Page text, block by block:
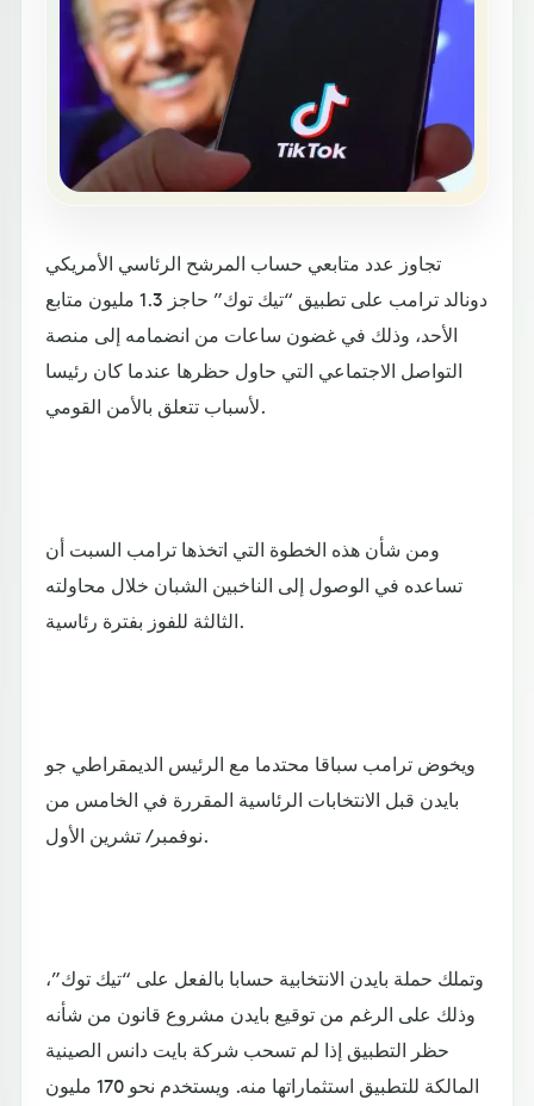
تجاوز عدد متابعي حساب المرشح الرئاسي الأمريكي
دونالد ترامب على تطبيق “تيك توك” حاجز 1.3 مليون متابع
الأحد، وذلك في غضون ساعات من انضمامه إلى منصة
التواصل الاجتماعي التي حاول حظرها عندما كان رئيسا
لأسباب تتعلق بالأمن القومي.
ومن شأن هذه الخطوة التي اتخذها ترامب السبت أن
تساعده في الوصول إلى الناخبين الشبان خلال محاولته
الثالثة للفوز بفترة رئاسية.
ويخوض ترامب سباقا محتدما مع الرئيس الديمقراطي جو
بايدن قبل الانتخابات الرئاسية المقررة في الخامس من
نوفمبر/ تشرين الأول.
وتملك حملة بايدن الانتخابية حسابا بالفعل على “تيك توك”،
وذلك على الرغم من توقيع بايدن مشروع قانون من شأنه
حظر التطبيق إذا لم تسحب شركة بايت دانس الصينية
المالكة للتطبيق استثماراتها منه. ويستخدم نحو 170 مليون